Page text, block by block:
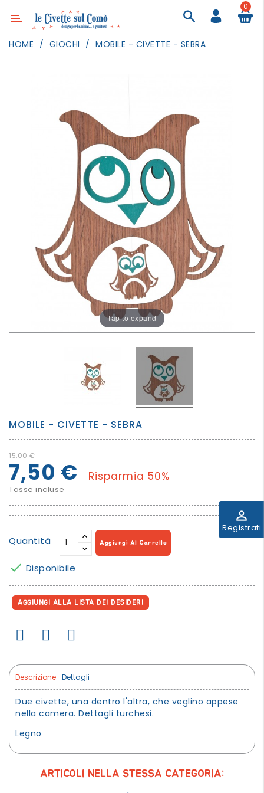
Categoria
DECORANDO
OUTDOOR
perm_identity
Registrati
0
HOME GIOCHI MOBILE - CIVETTE - SEBRA
Tap to expand
MOBILE - CIVETTE - SEBRA
15,00 €
7,50 € Risparmia 50%
Tasse incluse
Quantità Aggiungi Al Carrello
 Disponibile
AGGIUNGI ALLA LISTA DEI DESIDERI
Descrizione Dettagli
Due civette, una dentro l'altra, che veglino appese
nella camera. Dettagli turchesi.
Legno
ARTICOLI NELLA STESSA CATEGORIA: